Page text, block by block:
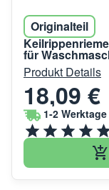
Originalteil
für
Produkt Details
18,09 €
1-2 Werktage